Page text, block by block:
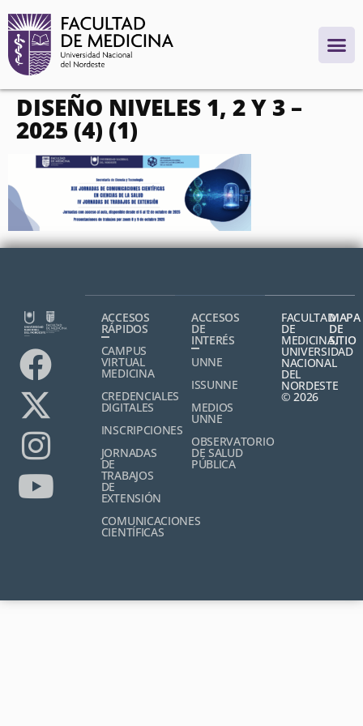
contenido
DISEÑO NIVELES 1, 2 Y 3 –
2025 (4) (1)
ACCESOS
RÁPIDOS
CAMPUS
VIRTUAL
MEDICINA
CREDENCIALES
DIGITALES
INSCRIPCIONES
JORNADAS
DE
TRABAJOS
DE
EXTENSIÓN
COMUNICACIONES
CIENTÍFICAS
ACCESOS
DE
INTERÉS
UNNE
ISSUNNE
MEDIOS
UNNE
OBSERVATORIO
DE SALUD
PÚBLICA
FACULTAD
DE
MEDICINA,
UNIVERSIDAD
NACIONAL
DEL
NORDESTE
© 2026
MAPA
DE
SITIO